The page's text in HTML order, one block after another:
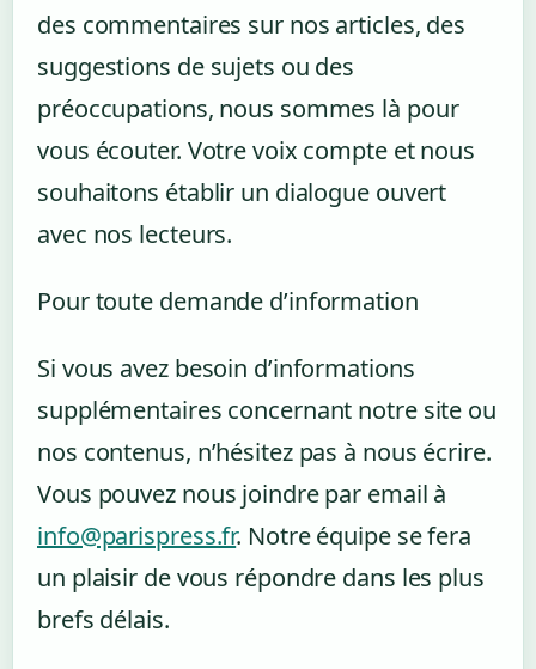
des commentaires sur nos articles, des
suggestions de sujets ou des
préoccupations, nous sommes là pour
vous écouter. Votre voix compte et nous
souhaitons établir un dialogue ouvert
avec nos lecteurs.
Pour toute demande d’information
Si vous avez besoin d’informations
supplémentaires concernant notre site ou
nos contenus, n’hésitez pas à nous écrire.
Vous pouvez nous joindre par email à
info@parispress.fr. Notre équipe se fera
un plaisir de vous répondre dans les plus
brefs délais.